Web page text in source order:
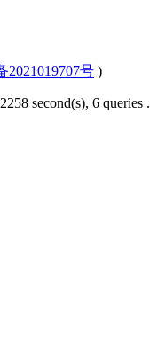
2021019707号 )
second(s), 6 queries .